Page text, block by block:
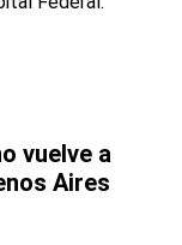
vuelve a
Aires